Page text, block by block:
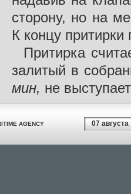
сторону, но на
К концу
Притирка
залитый в
мин, не
AGENCY 07 августа